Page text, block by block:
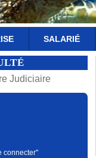
SALARIÉ
Judiciaire
connecter"